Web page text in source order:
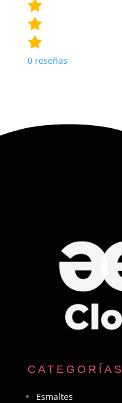
0reseñas
CATEGORÍAS
Esmaltes